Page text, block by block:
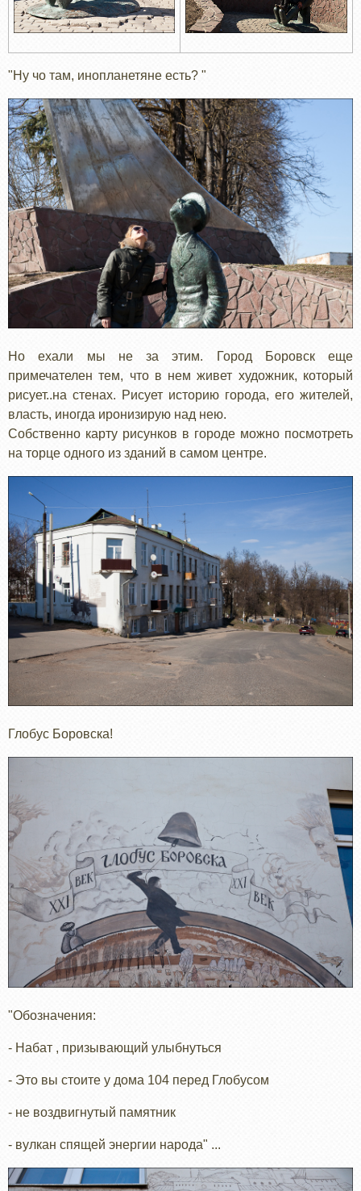
"Ну чо там, инопланетяне есть? "
Но ехали мы не за этим. Город Боровск еще
примечателен тем, что в нем живет художник, который
рисует..на стенах. Рисует историю города, его жителей,
власть, иногда иронизирую над нею.
Собственно карту рисунков в городе можно посмотреть
на торце одного из зданий в самом центре.
Глобус Боровска!
"Обозначения:
- Набат , призывающий улыбнуться
- Это вы стоите у дома 104 перед Глобусом
- не воздвигнутый памятник
- вулкан спящей энергии народа" ...